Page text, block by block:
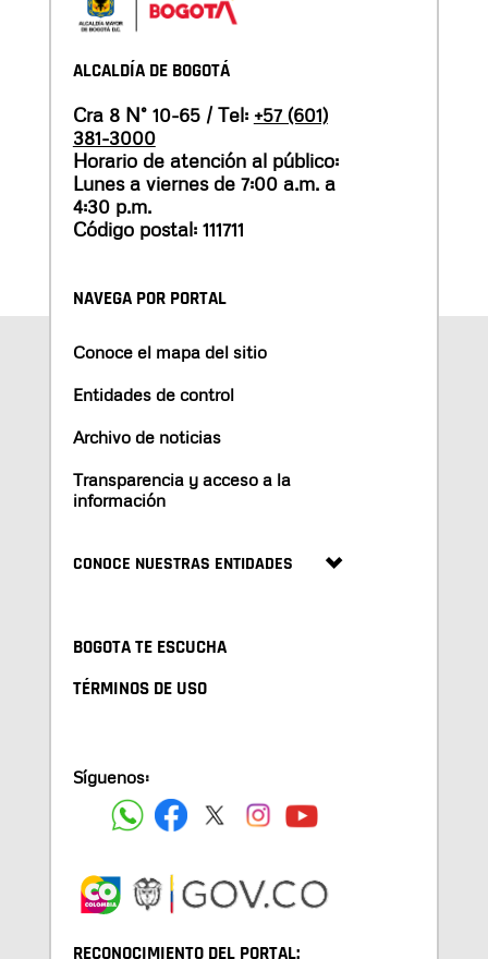
ALCALDÍA DE BOGOTÁ
Cra 8 N° 10-65 / Tel: +57 (601)
381-3000
Horario de atención al público:
Lunes a viernes de 7:00 a.m. a
4:30 p.m.
Código postal: 111711
NAVEGA POR PORTAL
Conoce el mapa del sitio
Entidades de control
Archivo de noticias
Transparencia y acceso a la
información
CONOCE NUESTRAS ENTIDADES
BOGOTA TE ESCUCHA
TÉRMINOS DE USO
Síguenos:
RECONOCIMIENTO DEL PORTAL: